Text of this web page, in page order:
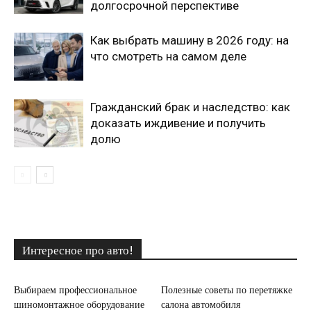
долгосрочной перспективе
Как выбрать машину в 2026 году: на
что смотреть на самом деле
Гражданский брак и наследство: как
доказать иждивение и получить
долю
Интересное про авто!
Выбираем профессиональное
шиномонтажное оборудование
Полезные советы по перетяжке
салона автомобиля